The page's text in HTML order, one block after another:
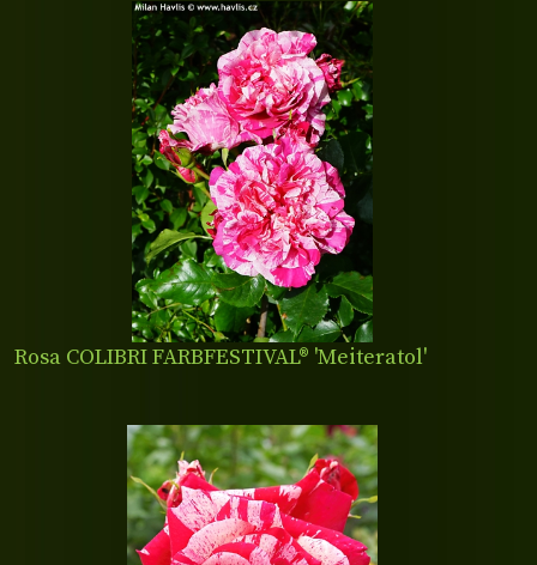
Rosa COLIBRI FARBFESTIVAL® 'Meiteratol'